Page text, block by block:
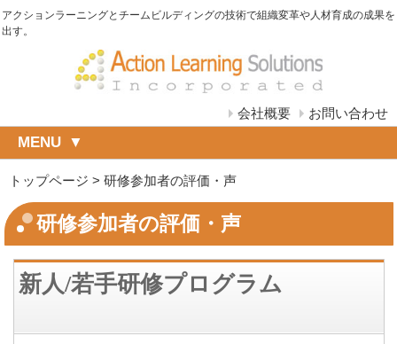
アクションラーニングとチームビルディングの技術で組織変革や人材育成の成果を
出す。
お問い合わせ
会社概要
MENU
トップページ > 研修参加者の評価・声
研修参加者の評価・声
新人/若手研修プログラム